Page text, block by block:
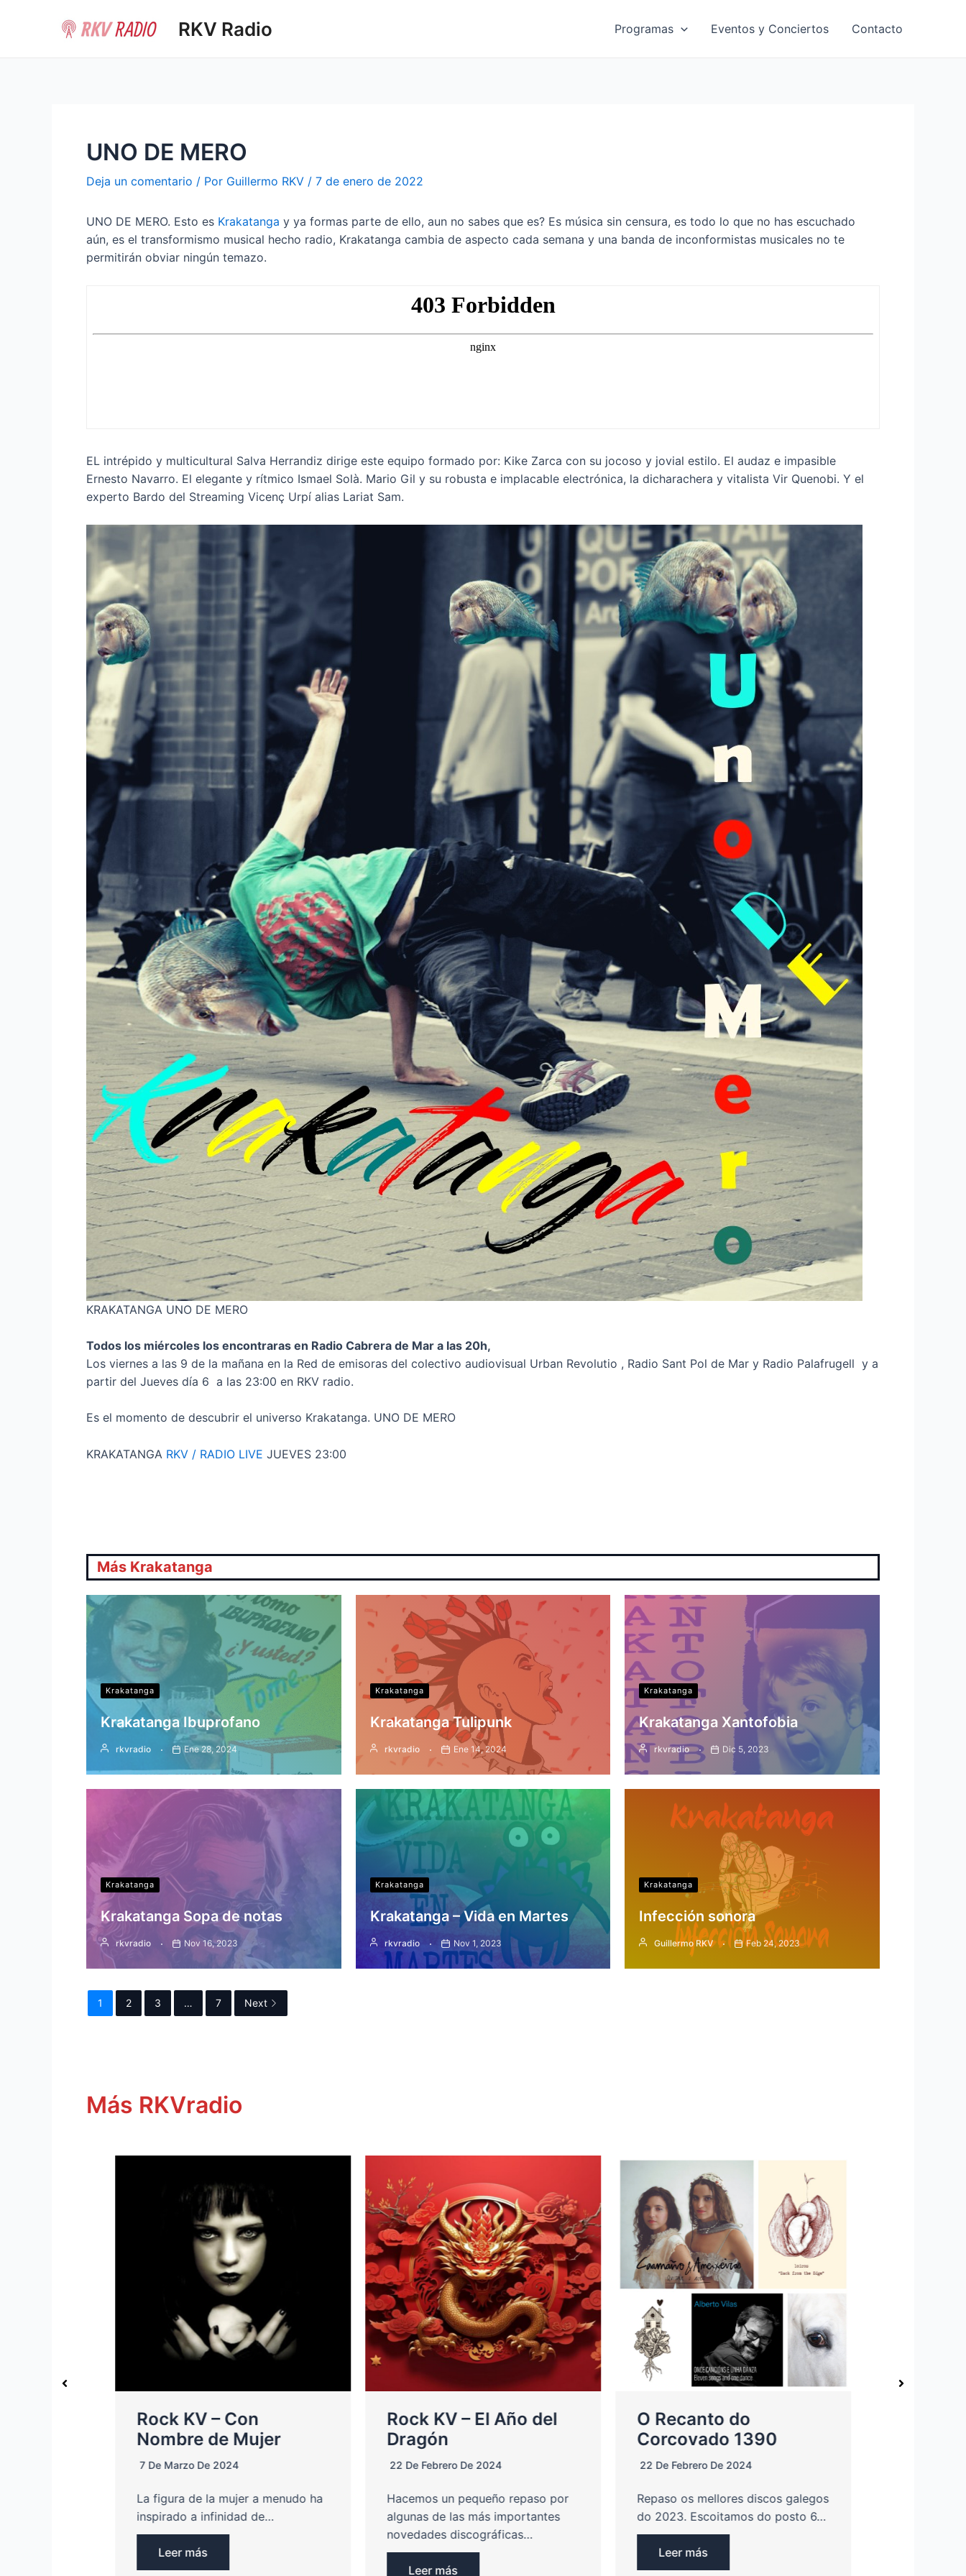
RKV Radio Programas Eventos y Conciertos Contacto
UNO DE MERO
Deja un comentario / Por Guillermo RKV / 7 de enero de 2022
UNO DE MERO. Esto es Krakatanga y ya formas parte de ello, aun no sabes que es? Es música sin censura, es todo lo que no has escuchado
aún, es el transformismo musical hecho radio, Krakatanga cambia de aspecto cada semana y una banda de inconformistas musicales no te
permitirán obviar ningún temazo.
EL intrépido y multicultural Salva Herrandiz dirige este equipo formado por: Kike Zarca con su jocoso y jovial estilo. El audaz e impasible
Ernesto Navarro. El elegante y rítmico Ismael Solà. Mario Gil y su robusta e implacable electrónica, la dicharachera y vitalista Vir Quenobi. Y el
experto Bardo del Streaming Vicenç Urpí alias Lariat Sam.
KRAKATANGA UNO DE MERO
Todos los miércoles los encontraras en Radio Cabrera de Mar a las 20h,
Los viernes a las 9 de la mañana en la Red de emisoras del colectivo audiovisual Urban Revolutio , Radio Sant Pol de Mar y Radio Palafrugell y a
partir del Jueves día 6 a las 23:00 en RKV radio.
Es el momento de descubrir el universo Krakatanga. UNO DE MERO
KRAKATANGA RKV / RADIO LIVE JUEVES 23:00
Más Krakatanga
Krakatanga
Krakatanga Ibuprofano
rkvradio Ene 28, 2024
Krakatanga
Krakatanga Tulipunk
rkvradio Ene 14, 2024
Krakatanga
Krakatanga Xantofobia
rkvradio Dic 5, 2023
Krakatanga
Krakatanga Sopa de notas
rkvradio Nov 16, 2023
Krakatanga
Krakatanga – Vida en Martes
rkvradio Nov 1, 2023
Krakatanga
Infección sonora
Guillermo RKV Feb 24, 2023
1 2 3 … 7 Next
Más RKVradio
Rock KV – Con
Nombre de Mujer
7 De Marzo De 2024
La figura de la mujer a menudo ha
inspirado a infinidad de…
Leer más
Rock KV – El Año del
Dragón
22 De Febrero De 2024
Hacemos un pequeño repaso por
algunas de las más importantes
novedades discográficas…
Leer más
O Recanto do
Corcovado 1390
22 De Febrero De 2024
Repaso os mellores discos galegos
do 2023. Escoitamos do posto 6…
Leer más